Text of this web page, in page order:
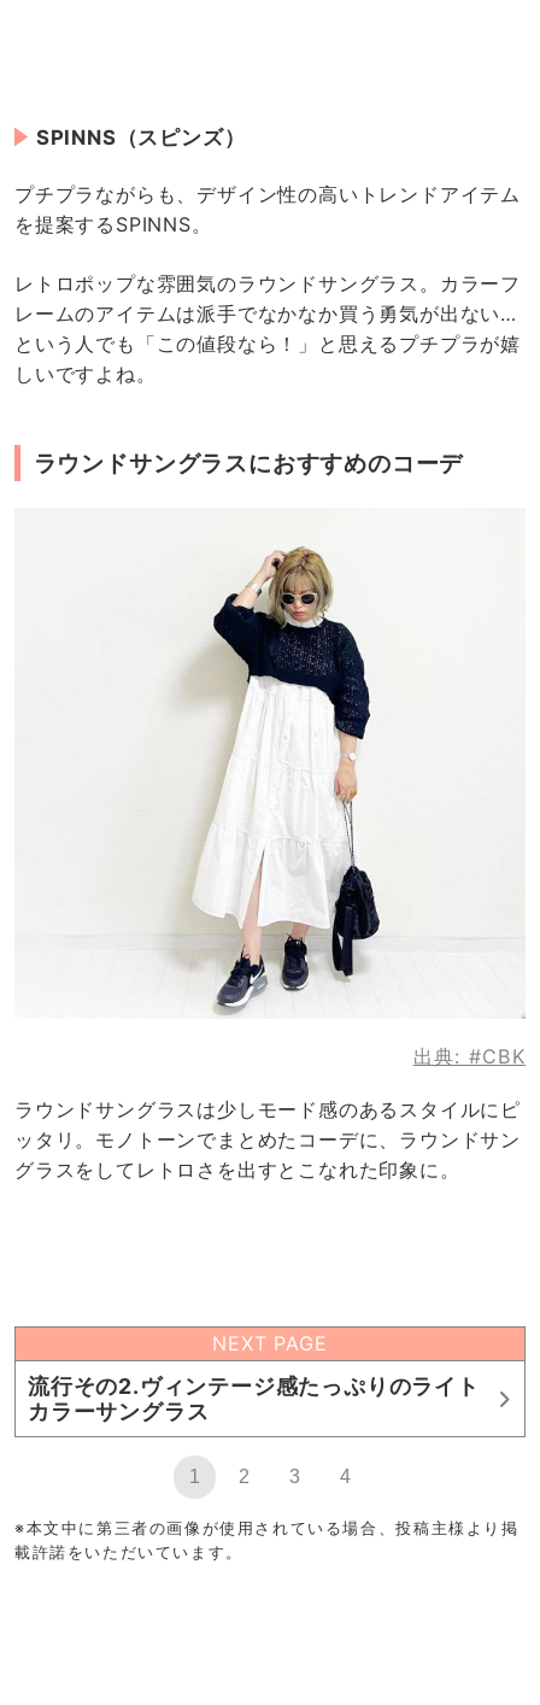
SPINNS（スピンズ）
プチプラながらも、デザイン性の高いトレンドアイテム
を提案するSPINNS。
レトロポップな雰囲気のラウンドサングラス。カラーフ
レームのアイテムは派手でなかなか買う勇気が出ない…
という人でも「この値段なら！」と思えるプチプラが嬉
しいですよね。
ラウンドサングラスにおすすめのコーデ
出典: #CBK
ラウンドサングラスは少しモード感のあるスタイルにピ
ッタリ。モノトーンでまとめたコーデに、ラウンドサン
グラスをしてレトロさを出すとこなれた印象に。
NEXT PAGE
流行その2.ヴィンテージ感たっぷりのライト
カラーサングラス
1 2 3 4
※本文中に第三者の画像が使用されている場合、投稿主様より掲
載許諾をいただいています。